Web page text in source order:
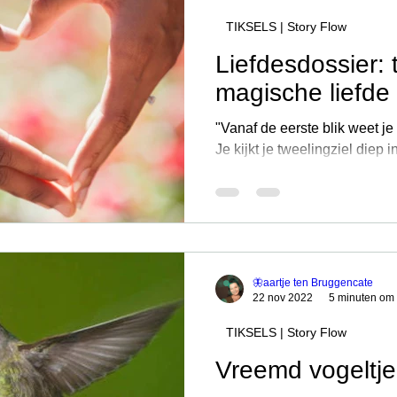
ARTIKELEN De Taal van Je Lijf
Hart
Liefdesdossier:
magische liefde
"Vanaf de eerste blik weet
Je kijkt je tweelingziel diep in de ogen en je ziet de
TIKSELS | Story Flow
Vreemd vogeltje
TIKSELS | Story Flow
🦋aartje ten Bruggencate
22 nov 2022
5 minuten om